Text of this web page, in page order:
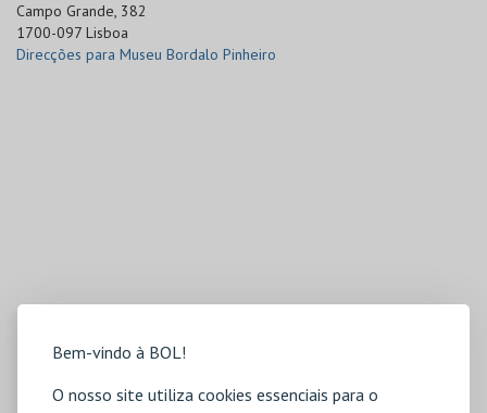
Bem-vindo à BOL!
O nosso site utiliza cookies essenciais para o
Campo Grande, 382
1700-097 Lisboa
Direcções para Museu Bordalo Pinheiro